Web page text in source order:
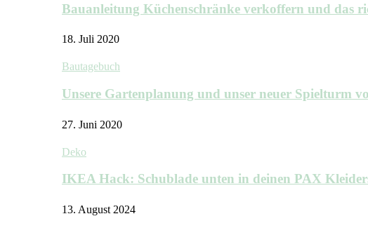
Bauanleitung Küchenschränke verkoffern und das
18. Juli 2020
Bautagebuch
Unsere Gartenplanung und unser neuer Spielturm
27. Juni 2020
Deko
IKEA Hack: Schublade unten in deinen PAX
13. August 2024